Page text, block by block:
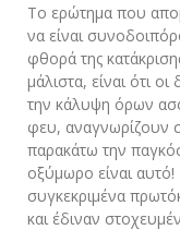
Το ερώτημα που
να είναι
φθορά της
μάλιστα, είναι ότι
την κάλυψη όρων
φευ, αναγνωρίζουν
παρακάτω την
οξύμωρο είναι αυτό!
συγκεκριμένα
και έδιναν